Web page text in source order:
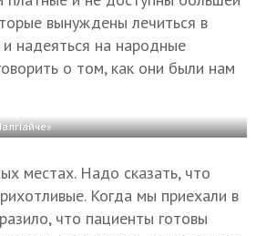
вынуждены лечиться в
надеяться на народные
о том, как они были нам
местах. Надо сказать, что
Когда мы приехали в
что пациенты готовы